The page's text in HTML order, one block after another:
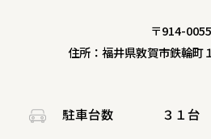
〒914-0055
住所：福井県敦賀市鉄輪町
駐車台数 ３１台